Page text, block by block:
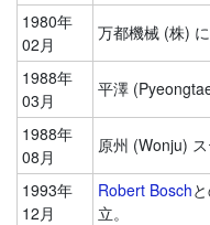
1980年
02月
万都機械 (株) に
1988年
03月
平澤
1988年
08月
原州 (Wonju) ス
1993年
12月
Robert Bosch
立。